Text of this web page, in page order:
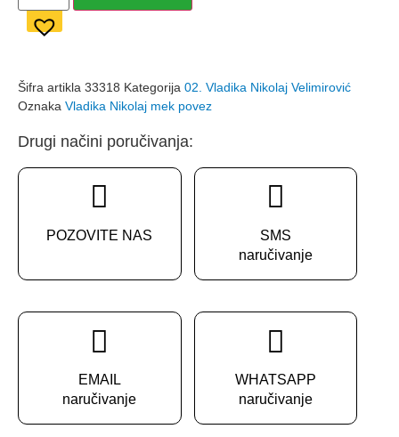
Šifra artikla 33318 Kategorija 02. Vladika Nikolaj Velimirović
Oznaka Vladika Nikolaj mek povez
Drugi načini poručivanja:
POZOVITE NAS
SMS
naručivanje
EMAIL
naručivanje
WHATSAPP
naručivanje